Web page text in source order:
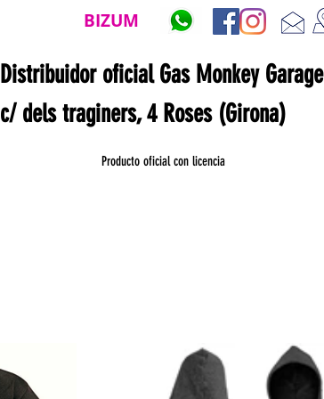
BIZUM
Producto oficial con licencia
c/ dels traginers, 4 Roses (Girona)
Distribuidor oficial Gas Monkey Garage